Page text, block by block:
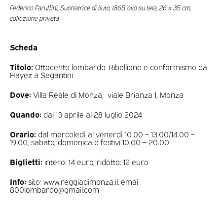
Federico Faruffini, Suonatrice di liuto, 1865, olio su tela, 26 x 35 cm,
collezione privata
Scheda
Titolo: Ottocento lombardo. Ribellione e conformismo da
Hayez a Segantini
Dove: Villa Reale di Monza, viale Brianza 1, Monza
Quando: dal 13 aprile al 28 luglio 2024
Orario: dal mercoledì al venerdì 10.00 – 13.00/14.00 –
19.00, sabato, domenica e festivi 10.00 – 20.00
Biglietti: intero: 14 euro, ridotto: 12 euro
Info: sito: www.reggiadimonza.it emai:
800lombardo@gmail.com